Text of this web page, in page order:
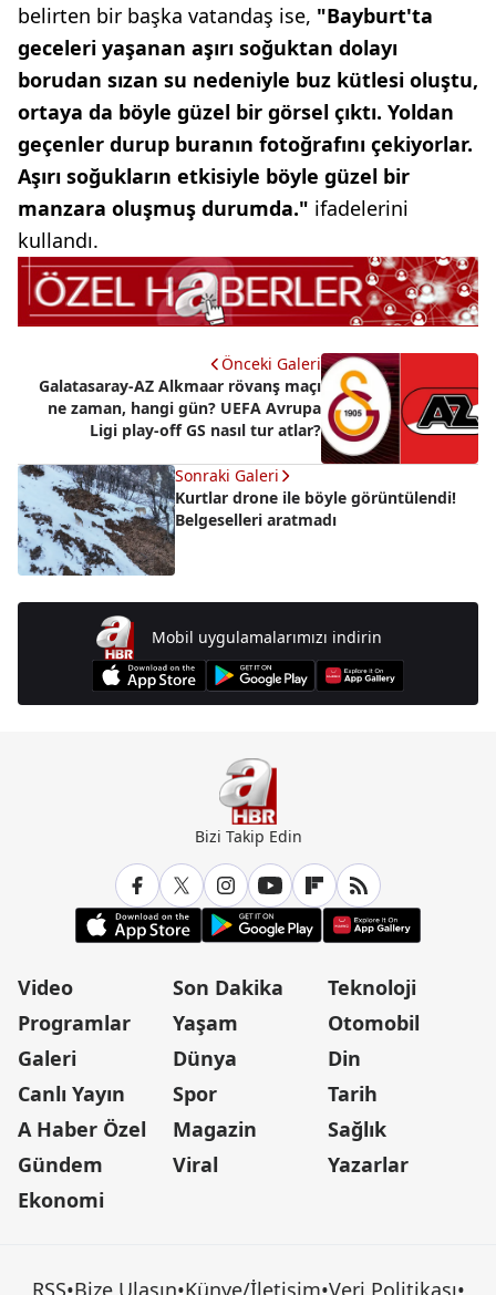
belirten bir başka vatandaş ise, "Bayburt'ta
geceleri yaşanan aşırı soğuktan dolayı
borudan sızan su nedeniyle buz kütlesi oluştu,
ortaya da böyle güzel bir görsel çıktı. Yoldan
geçenler durup buranın fotoğrafını çekiyorlar.
Aşırı soğukların etkisiyle böyle güzel bir
manzara oluşmuş durumda." ifadelerini
kullandı.
Önceki Galeri
Galatasaray-AZ Alkmaar rövanş maçı
ne zaman, hangi gün? UEFA Avrupa
Ligi play-off GS nasıl tur atlar?
Sonraki Galeri
Kurtlar drone ile böyle görüntülendi!
Belgeselleri aratmadı
Mobil uygulamalarımızı indirin
Bizi Takip Edin
Video
Programlar
Galeri
Canlı Yayın
A Haber Özel
Gündem
Ekonomi
Son Dakika
Yaşam
Dünya
Spor
Magazin
Viral
Teknoloji
Otomobil
Din
Tarih
Sağlık
Yazarlar